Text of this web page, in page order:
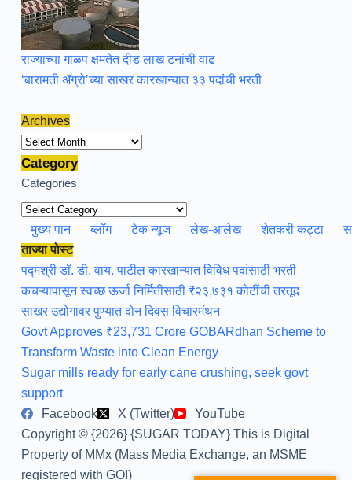
राज्याच्या गाळप क्षमतेत दीड लाख टनांची वाढ
‘बारामती ॲग्रो’च्या साखर कारखान्यात ३३ पदांची भरती
Archives
Archives
Category
Categories
मुख्य पान ब्लॉग टेक न्यूज लेख-आलेख शेतकरी कट्टा
ताज्या पोस्ट
पद्मश्री डॉ. डी. वाय. पाटील कारखान्यात विविध पदांसाठी भरती
कचऱ्यापासून स्वच्छ ऊर्जा निर्मितीसाठी ₹२३,७३१ कोटींची तरतूद
साखर उद्योगावर पुण्यात दोन दिवस विचारमंथन
Govt Approves ₹23,731 Crore GOBARdhan Scheme to
Transform Waste into Clean Energy
Sugar mills ready for early cane crushing, seek govt
support
Facebook
X (Twitter)
YouTube
Copyright © {2026} {SUGAR TODAY} This is Digital
Property of MMx (Mass Media Exchange, an MSME
registered with GOI)